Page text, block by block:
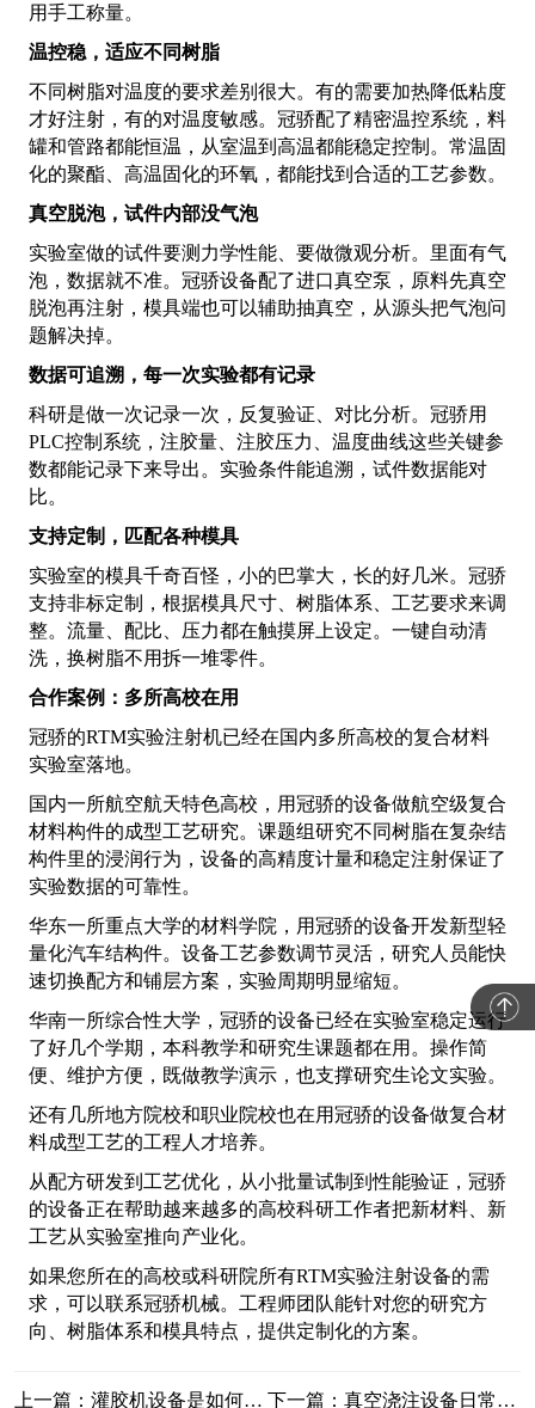
用手工称量。
温控稳，适应不同树脂
不同树脂对温度的要求差别很大。有的需要加热降低粘度
才好注射，有的对温度敏感。冠骄配了精密温控系统，料
罐和管路都能恒温，从室温到高温都能稳定控制。常温固
化的聚酯、高温固化的环氧，都能找到合适的工艺参数。
真空脱泡，试件内部没气泡
实验室做的试件要测力学性能、要做微观分析。里面有气
泡，数据就不准。冠骄设备配了进口真空泵，原料先真空
脱泡再注射，模具端也可以辅助抽真空，从源头把气泡问
题解决掉。
数据可追溯，每一次实验都有记录
科研是做一次记录一次，反复验证、对比分析。冠骄用
PLC控制系统，注胶量、注胶压力、温度曲线这些关键参
数都能记录下来导出。实验条件能追溯，试件数据能对
比。
支持定制，匹配各种模具
实验室的模具千奇百怪，小的巴掌大，长的好几米。冠骄
支持非标定制，根据模具尺寸、树脂体系、工艺要求来调
整。流量、配比、压力都在触摸屏上设定。一键自动清
洗，换树脂不用拆一堆零件。
合作案例：多所高校在用
冠骄的RTM实验注射机已经在国内多所高校的复合材料
实验室落地。
国内一所航空航天特色高校，用冠骄的设备做航空级复合
材料构件的成型工艺研究。课题组研究不同树脂在复杂结
构件里的浸润行为，设备的高精度计量和稳定注射保证了
实验数据的可靠性。
华东一所重点大学的材料学院，用冠骄的设备开发新型轻
量化汽车结构件。设备工艺参数调节灵活，研究人员能快
速切换配方和铺层方案，实验周期明显缩短。
华南一所综合性大学，冠骄的设备已经在实验室稳定运行
了好几个学期，本科教学和研究生课题都在用。操作简
便、维护方便，既做教学演示，也支撑研究生论文实验。
还有几所地方院校和职业院校也在用冠骄的设备做复合材
料成型工艺的工程人才培养。
从配方研发到工艺优化，从小批量试制到性能验证，冠骄
的设备正在帮助越来越多的高校科研工作者把新材料、新
工艺从实验室推向产业化。
如果您所在的高校或科研院所有RTM实验注射设备的需
求，可以联系冠骄机械。工程师团队能针对您的研究方
向、树脂体系和模具特点，提供定制化的方案。
上一篇：灌胶机设备是如何自动清洗的？ 下一篇：真空浇注设备日常清洁步骤与保养规范